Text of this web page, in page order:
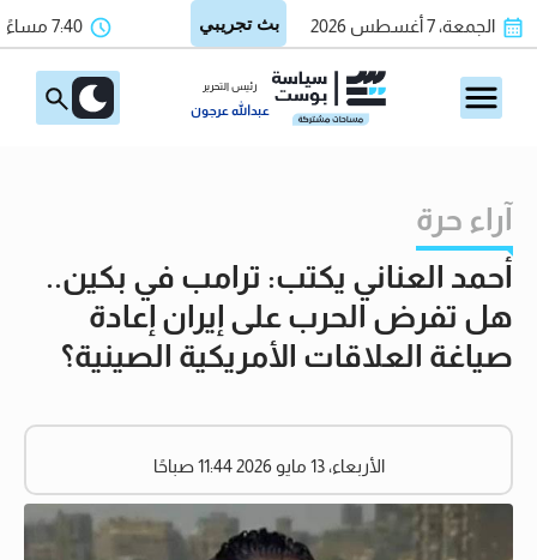
الجمعة، 7 أغسطس 2026 7:40 مساءً
رئيس التحرير
عبدالله عرجون
آراء حرة
أحمد العناني يكتب: ترامب في بكين..
هل تفرض الحرب على إيران إعادة
صياغة العلاقات الأمريكية الصينية؟
الأربعاء، 13 مايو 2026 11:44 صباحًا